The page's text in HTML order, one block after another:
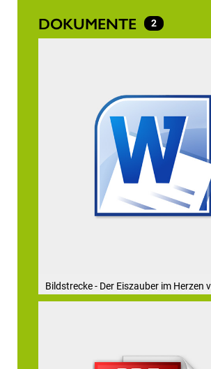
DOKUMENTE 2
Bildstrecke - Der Eiszauber im Herzen